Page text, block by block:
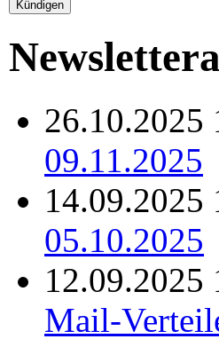
26.10.2025
09.11.2025
14.09.2025
05.10.2025
12.09.2025
Mail-